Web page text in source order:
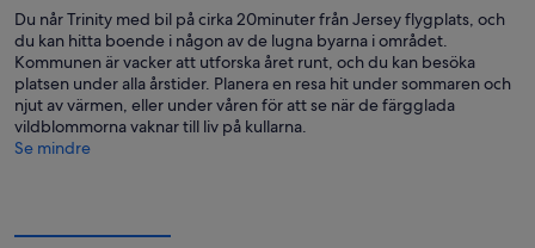
Du når Trinity med bil på cirka 20minuter från Jersey flygplats, och
du kan hitta boende i någon av de lugna byarna i området.
Kommunen är vacker att utforska året runt, och du kan besöka
platsen under alla årstider. Planera en resa hit under sommaren och
njut av värmen, eller under våren för att se när de färgglada
vildblommorna vaknar till liv på kullarna.
Se mindre